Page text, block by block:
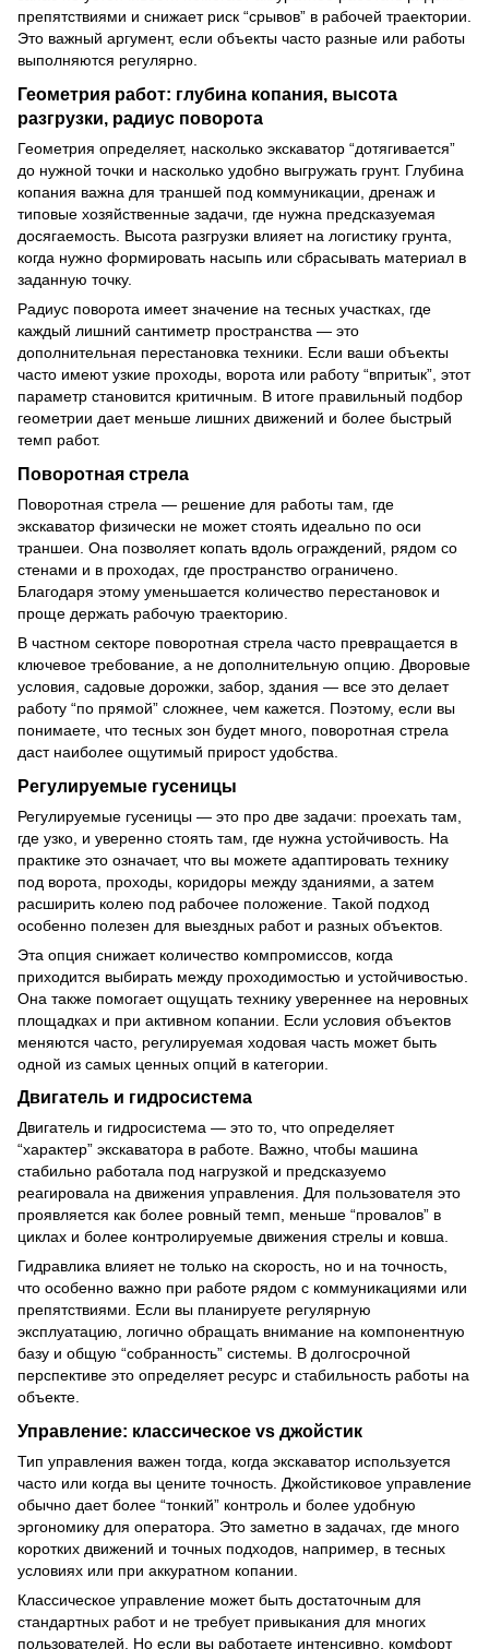
препятствиями и снижает риск “срывов” в рабочей траектории.
Это важный аргумент, если объекты часто разные или работы
выполняются регулярно.
Геометрия работ: глубина копания, высота
разгрузки, радиус поворота
Геометрия определяет, насколько экскаватор “дотягивается”
до нужной точки и насколько удобно выгружать грунт. Глубина
копания важна для траншей под коммуникации, дренаж и
типовые хозяйственные задачи, где нужна предсказуемая
досягаемость. Высота разгрузки влияет на логистику грунта,
когда нужно формировать насыпь или сбрасывать материал в
заданную точку.
Радиус поворота имеет значение на тесных участках, где
каждый лишний сантиметр пространства — это
дополнительная перестановка техники. Если ваши объекты
часто имеют узкие проходы, ворота или работу “впритык”, этот
параметр становится критичным. В итоге правильный подбор
геометрии дает меньше лишних движений и более быстрый
темп работ.
Поворотная стрела
Поворотная стрела — решение для работы там, где
экскаватор физически не может стоять идеально по оси
траншеи. Она позволяет копать вдоль ограждений, рядом со
стенами и в проходах, где пространство ограничено.
Благодаря этому уменьшается количество перестановок и
проще держать рабочую траекторию.
В частном секторе поворотная стрела часто превращается в
ключевое требование, а не дополнительную опцию. Дворовые
условия, садовые дорожки, забор, здания — все это делает
работу “по прямой” сложнее, чем кажется. Поэтому, если вы
понимаете, что тесных зон будет много, поворотная стрела
даст наиболее ощутимый прирост удобства.
Регулируемые гусеницы
Регулируемые гусеницы — это про две задачи: проехать там,
где узко, и уверенно стоять там, где нужна устойчивость. На
практике это означает, что вы можете адаптировать технику
под ворота, проходы, коридоры между зданиями, а затем
расширить колею под рабочее положение. Такой подход
особенно полезен для выездных работ и разных объектов.
Эта опция снижает количество компромиссов, когда
приходится выбирать между проходимостью и устойчивостью.
Она также помогает ощущать технику увереннее на неровных
площадках и при активном копании. Если условия объектов
меняются часто, регулируемая ходовая часть может быть
одной из самых ценных опций в категории.
Двигатель и гидросистема
Двигатель и гидросистема — это то, что определяет
“характер” экскаватора в работе. Важно, чтобы машина
стабильно работала под нагрузкой и предсказуемо
реагировала на движения управления. Для пользователя это
проявляется как более ровный темп, меньше “провалов” в
циклах и более контролируемые движения стрелы и ковша.
Гидравлика влияет не только на скорость, но и на точность,
что особенно важно при работе рядом с коммуникациями или
препятствиями. Если вы планируете регулярную
эксплуатацию, логично обращать внимание на компонентную
базу и общую “собранность” системы. В долгосрочной
перспективе это определяет ресурс и стабильность работы на
объекте.
Управление: классическое vs джойстик
Тип управления важен тогда, когда экскаватор используется
часто или когда вы цените точность. Джойстиковое управление
обычно дает более “тонкий” контроль и более удобную
эргономику для оператора. Это заметно в задачах, где много
коротких движений и точных подходов, например, в тесных
условиях или при аккуратном копании.
Классическое управление может быть достаточным для
стандартных работ и не требует привыкания для многих
пользователей. Но если вы работаете интенсивно, комфорт